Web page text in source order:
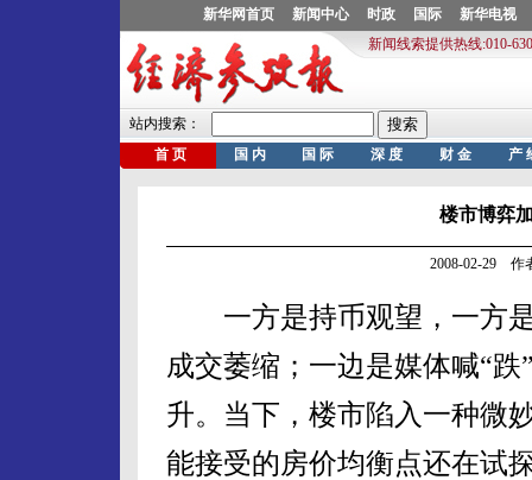
楼市博弈
2008-02-29 作
一方是持币观望，一方是
成交萎缩；一边是媒体喊“
升。当下，楼市陷入一种微
能接受的房价均衡点还在试